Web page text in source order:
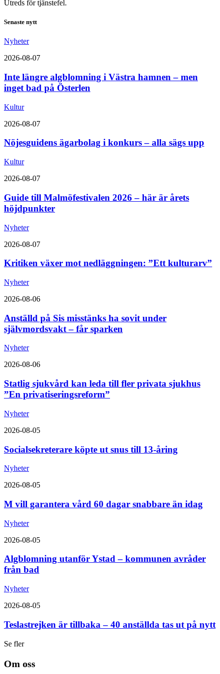
Utreds för tjänstefel.
Senaste nytt
Nyheter
2026-08-07
Inte längre algblomning i Västra hamnen – men
inget bad på Österlen
Kultur
2026-08-07
Nöjesguidens ägarbolag i konkurs – alla sägs upp
Kultur
2026-08-07
Guide till Malmöfestivalen 2026 – här är årets
höjdpunkter
Nyheter
2026-08-07
Kritiken växer mot nedläggningen: ”Ett kulturarv”
Nyheter
2026-08-06
Anställd på Sis misstänks ha sovit under
självmordsvakt – får sparken
Nyheter
2026-08-06
Statlig sjukvård kan leda till fler privata sjukhus
”En privatiseringsreform”
Nyheter
2026-08-05
Socialsekreterare köpte ut snus till 13-åring
Nyheter
2026-08-05
M vill garantera vård 60 dagar snabbare än idag
Nyheter
2026-08-05
Algblomning utanför Ystad – kommunen avråder
från bad
Nyheter
2026-08-05
Teslastrejken är tillbaka – 40 anställda tas ut på nytt
Se fler
Om oss